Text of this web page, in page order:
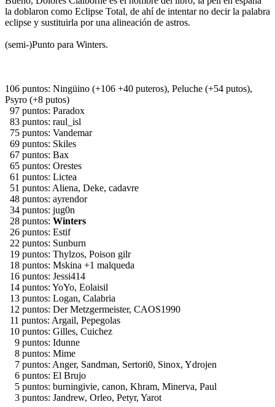
#16609
23 de Febrero de 2024, 09:43
Bueno, Dolores Claiborne es el nombre del libro, la peli en españa
la doblaron como Eclipse Total, de ahí de intentar no decir la palabra
eclipse y sustituirla por una alineación de astros.
(semi-)Punto para Winters.
106 puntos: Ningüino (+106 +40 puteros), Peluche (+54 putos),
Psyro (+8 putos)
97 puntos: Paradox
83 puntos: raul_isl
75 puntos: Vandemar
69 puntos: Skiles
67 puntos: Bax
65 puntos: Orestes
61 puntos: Lictea
51 puntos: Aliena, Deke, cadavre
48 puntos: ayrendor
34 puntos: jug0n
28 puntos: Winters
26 puntos: Estif
22 puntos: Sunburn
19 puntos: Thylzos, Poison gilr
18 puntos: Mskina +1 malqueda
16 puntos: Jessi414
14 puntos: YoYo, Eolaisil